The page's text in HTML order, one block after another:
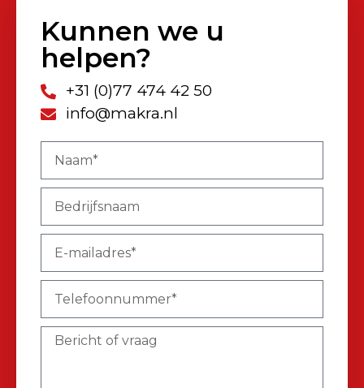
Kunnen we u
helpen?
+31 (0)77 474 42 50
info@makra.nl